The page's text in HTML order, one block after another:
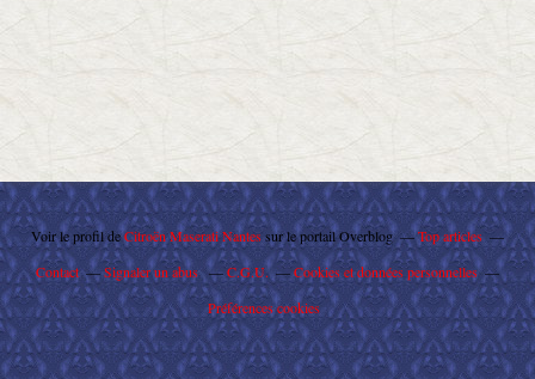
Voir le profil deCitroën Maserati Nantessur le portail Overblog
Top articles
Contact
Signaler un abus C.G.U.
Cookies et données personnelles
Préférences cookies